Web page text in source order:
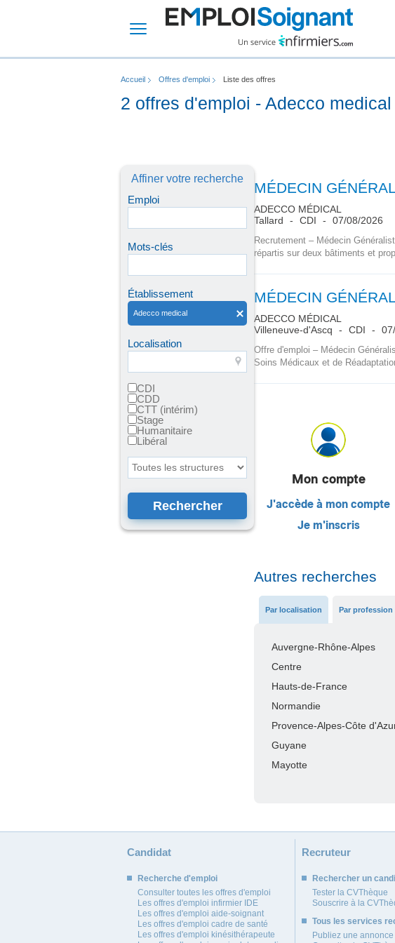
Accueil Offres d'emploi Liste des offres
2 offres d'emploi - Adecco medical
Affiner votre recherche
Emploi
Mots-clés
Établissement
Adecco medical
Localisation
CDI
CDD
CTT (intérim)
Stage
Humanitaire
Libéral
Toutes les structures
MÉDECIN
ADECCO MÉDICAL
Tallard
CDI 07/08/2026
Recrutement – Médecin
répartis sur deux bâtiments et
MÉDECIN
ADECCO MÉDICAL
Villeneuve-d'Ascq
CDI
Offre d'emploi – Médecin
Soins Médicaux et de
Mon compte
J'accède à mon compte
Je m'inscris
Autres recherches
Par localisation Par profession
Auvergne-Rhône-Alpes
Centre
Hauts-de-France
Normandie
Provence-Alpes-Côte
Guyane
Mayotte
Candidat
Recherche d'emploi
Consulter toutes les offres d'emploi
Les offres d'emploi infirmier IDE
Les offres d'emploi aide-soignant
Les offres d'emploi cadre de santé
Les offres d'emploi kinésithérapeute
Recruteur
Rechercher un
Tester la CVThèque
Souscrire à la
Tous les services
Publiez une annonce